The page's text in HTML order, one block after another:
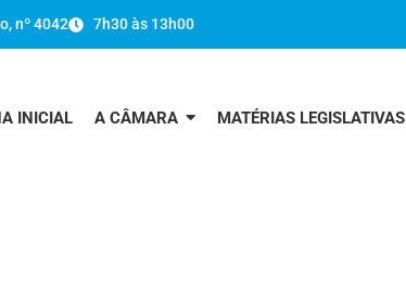
nº 4042 7h30 às 13h00
INICIAL A CÂMARA MATÉRIAS LEGISLATIVAS